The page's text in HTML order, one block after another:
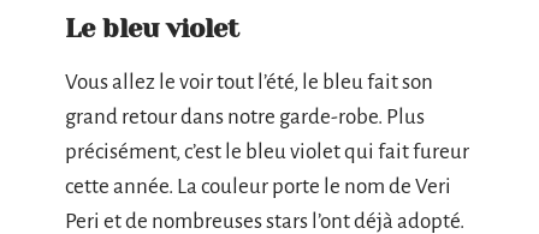
Le bleu violet
Vous allez le voir tout l’été, le bleu fait son
grand retour dans notre garde-robe. Plus
précisément, c’est le bleu violet qui fait fureur
cette année. La couleur porte le nom de Veri
Peri et de nombreuses stars l’ont déjà adopté.